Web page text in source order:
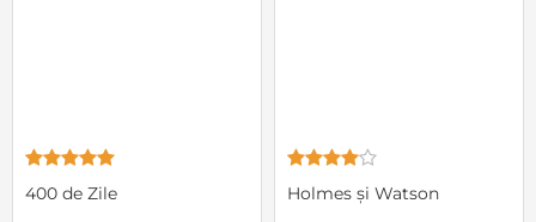
400 de Zile Holmes și Watson